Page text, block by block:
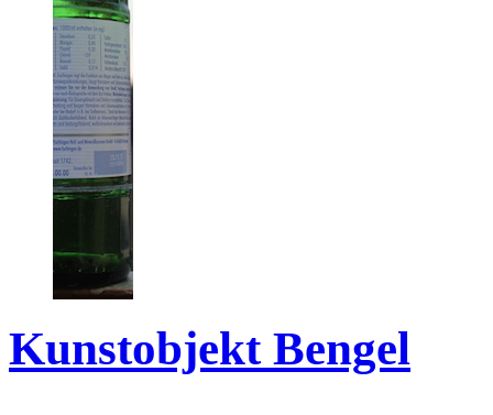
Kunstobjekt Bengel